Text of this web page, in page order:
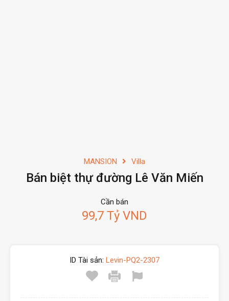
MANSION Villa
Bán biệt thự đường Lê Văn Miến
Cần bán
99,7 Tỷ VND
ID Tài sản: Levin-PQ2-2307